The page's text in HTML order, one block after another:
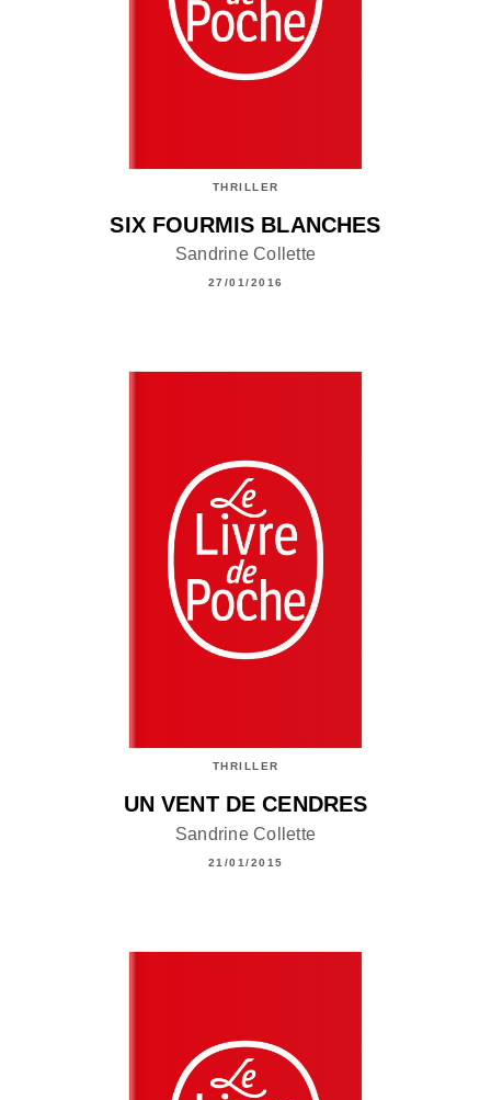
THRILLER
SIX FOURMIS BLANCHES
Sandrine Collette
27/01/2016
THRILLER
UN VENT DE CENDRES
Sandrine Collette
21/01/2015